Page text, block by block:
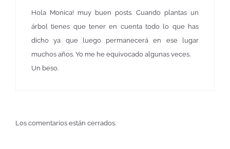
Hola Monica! muy buen posts. Cuando plantas un
árbol tienes que tener en cuenta todo lo que has
dicho ya que luego permanecerá en ese lugar
muchos años. Yo me he equivocado algunas veces.
Un beso.
Los comentarios están cerrados.